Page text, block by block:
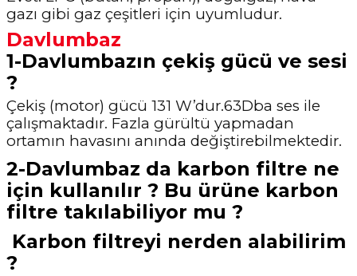
gazı gibi gaz çeşitleri için uyumludur.
Davlumbaz
1-Davlumbazın çekiş gücü ve sesi
?
Çekiş (motor) gücü 131 W’dur.63Dba ses ile
çalışmaktadır. Fazla gürültü yapmadan
ortamın havasını anında değiştirebilmektedir.
2-Davlumbaz da karbon filtre ne
için kullanılır ? Bu ürüne karbon
filtre takılabiliyor mu ?
Karbon filtreyi nerden alabilirim
?